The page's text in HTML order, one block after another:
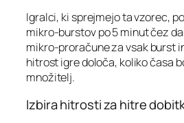
Igralci, ki sprejmejo ta vzorec,
mikro‑burstov po 5 minut čez
mikro‑proračune za vsak burst
hitrost igre določa, koliko časa
množitelj.
Izbira hitrosti za hitre